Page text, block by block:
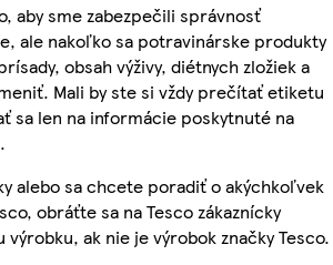
aby sme zabezpečili správnosť
ale nakoľko sa potravinárske produkty
obsah výživy, diétnych zložiek a
Mali by ste si vždy prečítať etiketu
sa len na informácie poskytnuté na
alebo sa chcete poradiť o akýchkoľvek
obráťte sa na Tesco zákaznícky
ak nie je výrobok značky Tesco.